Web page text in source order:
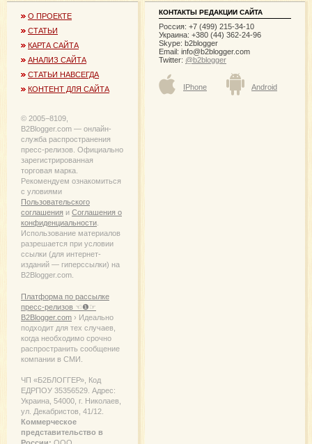
О ПРОЕКТЕ
СТАТЬИ
КАРТА САЙТА
АНАЛИЗ САЙТА
СТАТЬИ НАВСЕГДА
КОНТЕНТ ДЛЯ САЙТА
© 2005−8109,
B2Blogger.com — онлайн-
служба распространения
пресс-релизов. Официально
зарегистрированная
торговая марка.
Рекомендуем ознакомиться
с уловиями
Пользовательского
соглашения и Соглашения о
конфиденциальности
Использование материалов
разрешается при условии
ссылки (для интернет-
изданий — гиперссылки) на
B2Blogger.com.
Платформа по рассылке
пресс-релизов ☜❶☞
B2Blogger.com › Идеально
подходит для тех случаев,
когда необходимо срочно
распространить сообщение
компании в СМИ.
ЧП «Б2БЛОГГЕР», Код
ЕДРПОУ 35356529. Адрес:
Украина, 54000, г. Николаев,
ул. Декабристов, 41/12.
Коммерческое
представительство в
КОНТАКТЫ РЕДАКЦИИ САЙТА
Россия: +7 (499) 215-34-10
Украина: +380 (44) 362-24-96
Skype: b2blogger
Email: info@b2blogger.com
Twitter: @b2blogger
IPhone Android